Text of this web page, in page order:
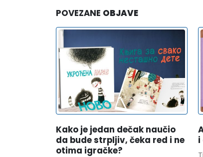
POVEZANE OBJAVE
Kako je jedan dečak naučio
da bude strpljiv, čeka red i ne
otima igračke?
i